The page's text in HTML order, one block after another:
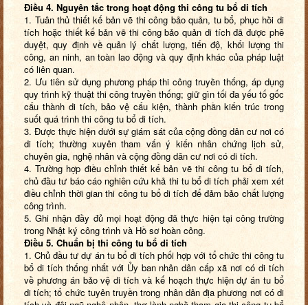
Điều 4. Nguyên tắc trong hoạt động thi công tu bổ di tích
1. Tuân thủ thiết kế bản vẽ thi công bảo quản, tu bổ, phục hồi di
tích hoặc thiết kế bản vẽ thi công bảo quản di tích đã được phê
duyệt, quy định về quản lý chất lượng, tiến độ, khối lượng thi
công, an ninh, an toàn lao động và quy định khác của pháp luật
có liên quan.
2. Ưu tiên sử dụng phương pháp thi công truyền thống, áp dụng
quy trình kỹ thuật thi công truyền thống; giữ gìn tối đa yếu tố gốc
cấu thành di tích, bảo vệ cấu kiện, thành phần kiến trúc trong
suốt quá trình thi công tu bổ di tích.
3. Được thực hiện dưới sự giám sát của cộng đồng dân cư nơi có
di tích; thường xuyên tham vấn ý kiến nhân chứng lịch sử,
chuyên gia, nghệ nhân và cộng đồng dân cư nơi có di tích.
4. Trường hợp điều chỉnh thiết kế bản vẽ thi công tu bổ di tích,
chủ đầu tư báo cáo nghiên cứu khả thi tu bổ di tích phải xem xét
điều chỉnh thời gian thi công tu bổ di tích để đảm bảo chất lượng
công trình.
5. Ghi nhận đầy đủ mọi hoạt động đã thực hiện tại công trường
trong Nhật ký công trình và Hồ sơ hoàn công.
Điều 5. Chuẩn bị thi công tu bổ di tích
1. Chủ đầu tư dự án tu bổ di tích phối hợp với tổ chức thi công tu
bổ di tích thống nhất với Ủy ban nhân dân cấp xã nơi có di tích
về phương án bảo vệ di tích và kế hoạch thực hiện dự án tu bổ
di tích; tổ chức tuyên truyền trong nhân dân địa phương nơi có di